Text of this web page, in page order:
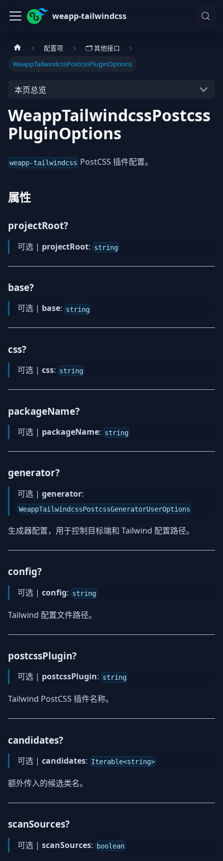
weapp-tailwindcss
配置项
🗂️ 其他接口
WeappTailwindcssPostcssPluginOptions
本页总览
WeappTailwindcssPostcss
PluginOptions
weapp-tailwindcss PostCSS 插件配置。
属性
projectRoot?
可选 | projectRoot: string
base?
可选 | base: string
css?
可选 | css: string
packageName?
可选 | packageName: string
generator?
可选 | generator:
WeappTailwindcssPostcssGeneratorUserOptions
生成器配置，用于控制目标端和 Tailwind 配置路径。
config?
可选 | config: string
Tailwind 配置文件路径。
postcssPlugin?
可选 | postcssPlugin: string
Tailwind PostCSS 插件名称。
candidates?
可选 | candidates: Iterable<string>
额外传入的候选类名。
scanSources?
可选 | scanSources: boolean